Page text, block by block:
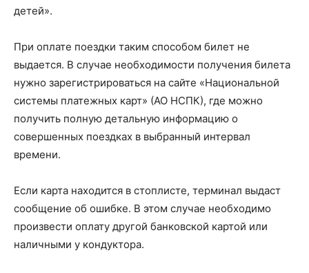
детей».
При оплате поездки таким способом билет не
выдается. В случае необходимости получения билета
нужно зарегистрироваться на сайте «Национальной
системы платежных карт» (АО НСПК), где можно
получить полную детальную информацию о
совершенных поездках в выбранный интервал
времени.
Если карта находится в стоп­листе, терминал выдаст
сообщение об ошибке. В этом случае необходимо
произвести оплату другой банковской картой или
наличными у кондуктора.